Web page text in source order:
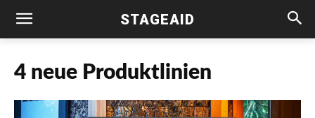
STAGEAID
4 neue Produktlinien